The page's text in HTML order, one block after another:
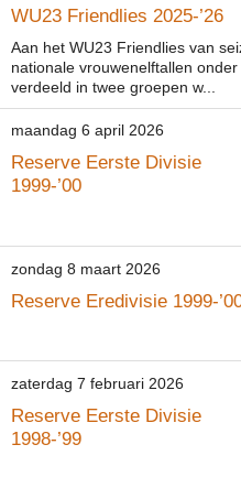
WU23 Friendlies 2025-’26
Aan het WU23 Friendlies van
nationale vrouwenelftallen
verdeeld in twee groepen w...
maandag 6 april 2026
Reserve Eerste Divisie
1999-’00
zondag 8 maart 2026
Reserve Eredivisie 1999-
zaterdag 7 februari 2026
Reserve Eerste Divisie
1998-’99